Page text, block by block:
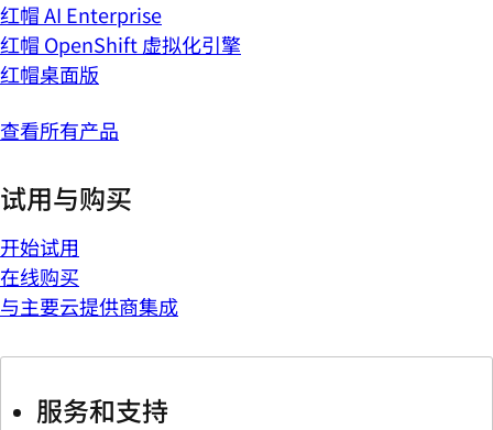
红帽 AI Enterprise
红帽 OpenShift 虚拟化引擎
红帽桌面版
查看所有产品
试用与购买
开始试用
在线购买
与主要云提供商集成
服务和支持